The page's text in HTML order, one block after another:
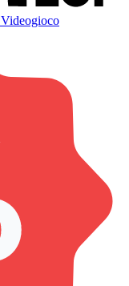
Videogioco